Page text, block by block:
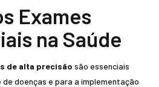
Exames
na Saúde
de alta precisão são essenciais
doenças e para a implementação